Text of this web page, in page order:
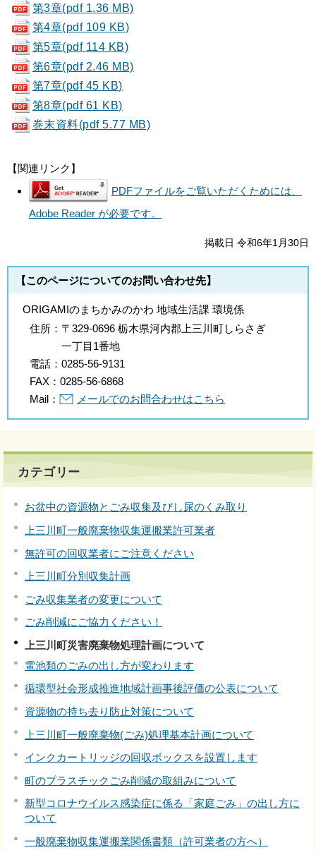
第3章(pdf 1.36 MB)
第4章(pdf 109 KB)
第5章(pdf 114 KB)
第6章(pdf 2.46 MB)
第7章(pdf 45 KB)
第8章(pdf 61 KB)
巻末資料(pdf 5.77 MB)
【関連リンク】
PDFファイルをご覧いただくためには、
Adobe Reader が必要です。
掲載日 令和6年1月30日
【このページについてのお問い合わせ先】
ORIGAMIのまちかみのかわ 地域生活課 環境係
住所： 〒329-0696 栃木県河内郡上三川町しらさぎ
一丁目1番地
電話： 0285-56-9131
FAX： 0285-56-6868
Mail：
メールでのお問合わせはこちら
カテゴリー
お盆中の資源物とごみ収集及びし尿のくみ取り
上三川町一般廃棄物収集運搬業許可業者
無許可の回収業者にご注意ください
上三川町分別収集計画
ごみ収集業者の変更について
ごみ削減にご協力ください！
上三川町災害廃棄物処理計画について
電池類のごみの出し方が変わります
循環型社会形成推進地域計画事後評価の公表について
資源物の持ち去り防止対策について
上三川町一般廃棄物(ごみ)処理基本計画について
インクカートリッジの回収ボックスを設置します
町のプラスチックごみ削減の取組みについて
新型コロナウイルス感染症に係る「家庭ごみ」の出し方に
ついて
一般廃棄物収集運搬業関係書類（許可業者の方へ）